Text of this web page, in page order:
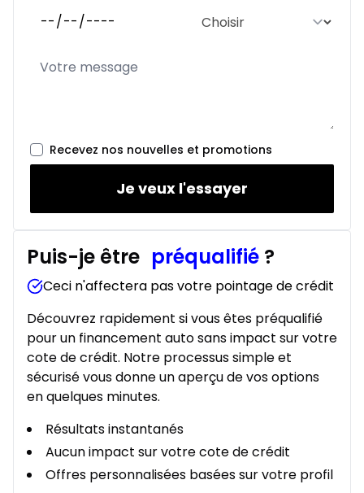
Location sur 27 mois
0.00 $ d'acompte • 2.49%
Location sur 24 mois
0.00 $ d'acompte • 2.49%
À partir de :
375$/Sem.
Recevez nos nouvelles et promotions
Je veux l'essayer
Puis-je être préqualifié ?
Ceci n'affectera pas votre pointage de crédit
Découvrez rapidement si vous êtes préqualifié
pour un financement auto sans impact sur votre
cote de crédit. Notre processus simple et
sécurisé vous donne un aperçu de vos options
en quelques minutes.
Résultats instantanés
Aucun impact sur votre cote de crédit
Offres personnalisées basées sur votre profil